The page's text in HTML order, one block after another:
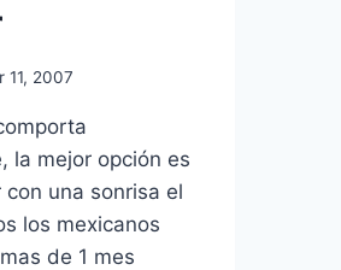
11, 2007
la mejor opción es
una sonrisa el
los mexicanos
de 1 mes